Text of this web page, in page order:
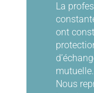
La
ont
mutuelle.
Nous